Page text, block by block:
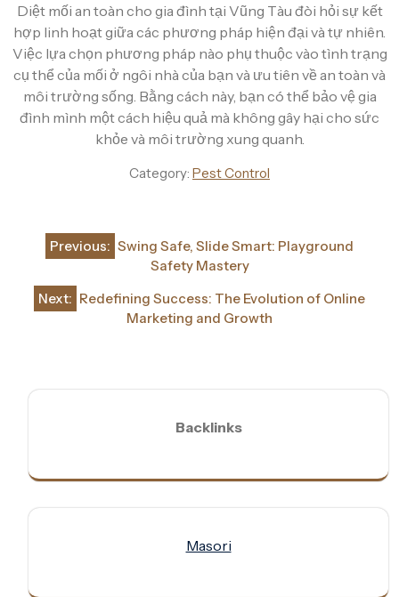
Diệt mối an toàn cho gia đình tại Vũng Tàu đòi hỏi sự kết
hợp linh hoạt giữa các phương pháp hiện đại và tự nhiên.
Việc lựa chọn phương pháp nào phụ thuộc vào tình trạng
cụ thể của mối ở ngôi nhà của bạn và ưu tiên về an toàn và
môi trường sống. Bằng cách này, bạn có thể bảo vệ gia
đình mình một cách hiệu quả mà không gây hại cho sức
khỏe và môi trường xung quanh.
Category: Pest Control
Post
navigation
Previous: Swing Safe, Slide Smart: Playground
Safety Mastery
Next: Redefining Success: The Evolution of Online
Marketing and Growth
Backlinks
Masori